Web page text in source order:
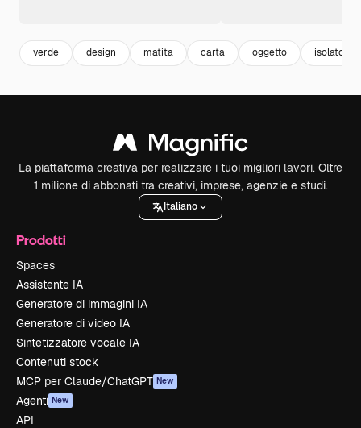
verde design matita carta oggetto isolato
La piattaforma creativa per realizzare i tuoi migliori lavori. Oltre
1 milione di abbonati tra creativi, imprese, agenzie e studi.
Italiano
Prodotti
Spaces
Assistente IA
Generatore di immagini IA
Generatore di video IA
Sintetizzatore vocale IA
Contenuti stock
MCP per Claude/ChatGPT New
Agenti New
API